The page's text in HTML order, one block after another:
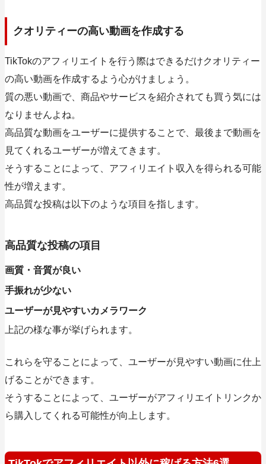
クオリティーの高い動画を作成する
TikTokのアフィリエイトを行う際はできるだけクオリティー
の高い動画を作成するよう心がけましょう。
質の悪い動画で、商品やサービスを紹介されても買う気には
なりませんよね。
高品質な動画をユーザーに提供することで、最後まで動画を
見てくれるユーザーが増えてきます。
そうすることによって、アフィリエイト収入を得られる可能
性が増えます。
高品質な投稿は以下のような項目を指します。
高品質な投稿の項目
画質・音質が良い
手振れが少ない
ユーザーが見やすいカメラワーク
上記の様な事が挙げられます。
これらを守ることによって、ユーザーが見やすい動画に仕上
げることができます。
そうすることによって、ユーザーがアフィリエイトリンクか
ら購入してくれる可能性が向上します。